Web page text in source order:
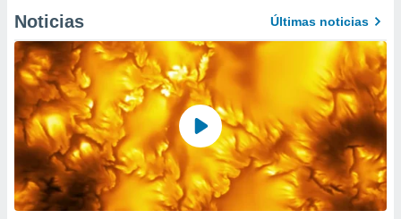
en
en
Noticias Últimas noticias